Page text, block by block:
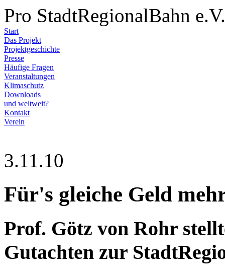
Pro StadtRegionalBahn e.V.
Start
Das Projekt
Projektgeschichte
Presse
Häufige Fragen
Veranstaltungen
Klimaschutz
Downloads
und weltweit?
Kontakt
Verein
3.11.10
Für's gleiche Geld
Prof. Götz von Rohr
Gutachten zur